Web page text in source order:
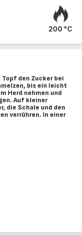
200 °C
den Zucker bei
bis ein leicht
Herd nehmen und
Auf kleiner
die Schale und den
verrühren. In einer